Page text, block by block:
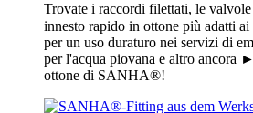
Trovate i raccordi filettati, le valvole
innesto rapido in ottone più adatti
per un uso duraturo nei servizi di
per l'acqua piovana e altro ancora
ottone di SANHA®!